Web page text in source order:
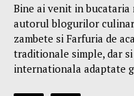
Bine ai venit in
autorul blogurilor
zambete si Farfuria de
traditionale simple, dar
internationala adaptate